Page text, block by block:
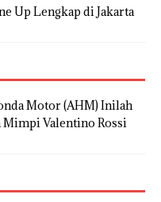
Up Lengkap di Jakarta
Motor (AHM) Inilah
Mimpi Valentino Rossi